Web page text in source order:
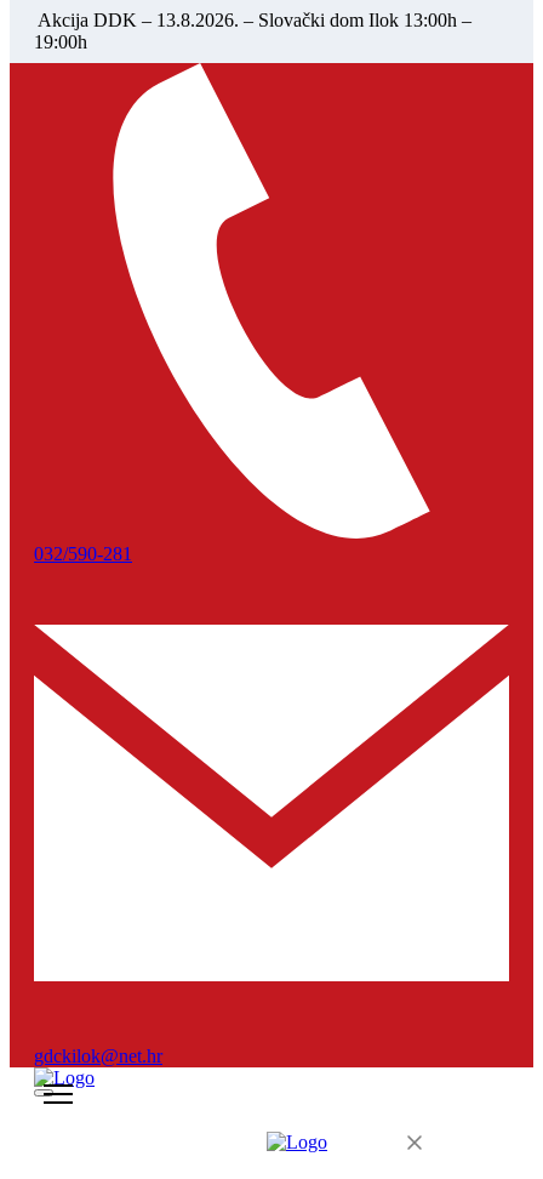
Akcija DDK – 13.8.2026. – Slovački dom Ilok 13:00h –
19:00h
032/590-281
gdckilok@net.hr